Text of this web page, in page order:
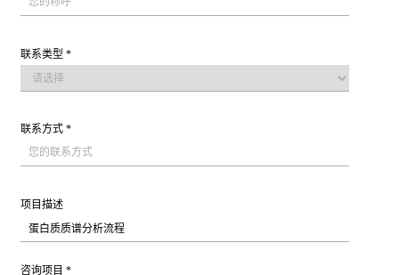
联系类型 *
联系方式 *
项目描述
咨询项目 *